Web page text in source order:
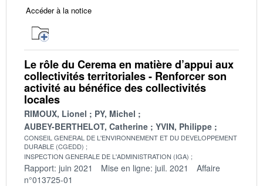
Accéder à la notice
Le rôle du Cerema en matière d’appui aux
collectivités territoriales - Renforcer son
activité au bénéfice des collectivités
locales
RIMOUX, Lionel
PY, Michel
AUBEY-BERTHELOT, Catherine
YVIN, Philippe
CONSEIL GENERAL DE L'ENVIRONNEMENT ET DU DEVELOPPEMENT
DURABLE (CGEDD)
INSPECTION GENERALE DE L'ADMINISTRATION (IGA)
Rapport: juin 2021 Mise en ligne: juil. 2021
Affaire
n°013725-01